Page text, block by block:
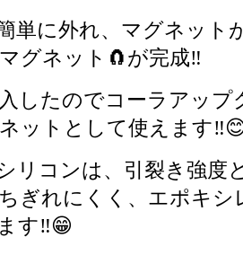
単に外れ、マグネット
グネット🧲が完成‼️
したのでコーラアップ
ットとして使えます
リコンは、引裂き強度
ぎれにくく、エポキシ
す‼️😁